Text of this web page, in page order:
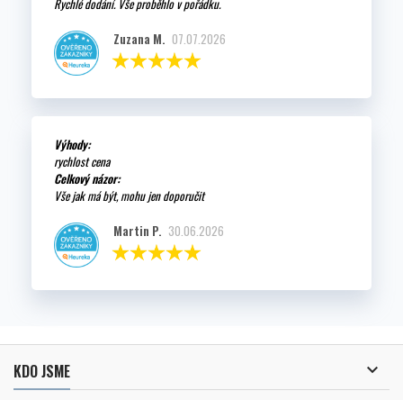
Rychlé dodání. Vše proběhlo v pořádku.
Zuzana M. 07.07.2026
Výhody:
rychlost cena
Celkový názor:
Vše jak má být, mohu jen doporučit
Martin P. 30.06.2026
KDO JSME 